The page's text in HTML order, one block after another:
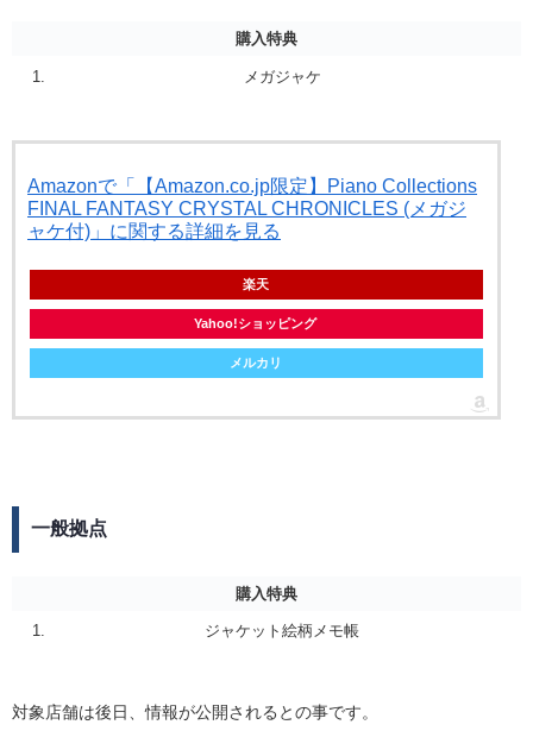
購入特典
メガジャケ
Amazonで「【Amazon.co.jp限定】Piano Collections
FINAL FANTASY CRYSTAL CHRONICLES (メガジ
ャケ付)」に関する詳細を見る
楽天
Yahoo!ショッピング
メルカリ
一般拠点
購入特典
ジャケット絵柄メモ帳
対象店舗は後日、情報が公開されるとの事です。